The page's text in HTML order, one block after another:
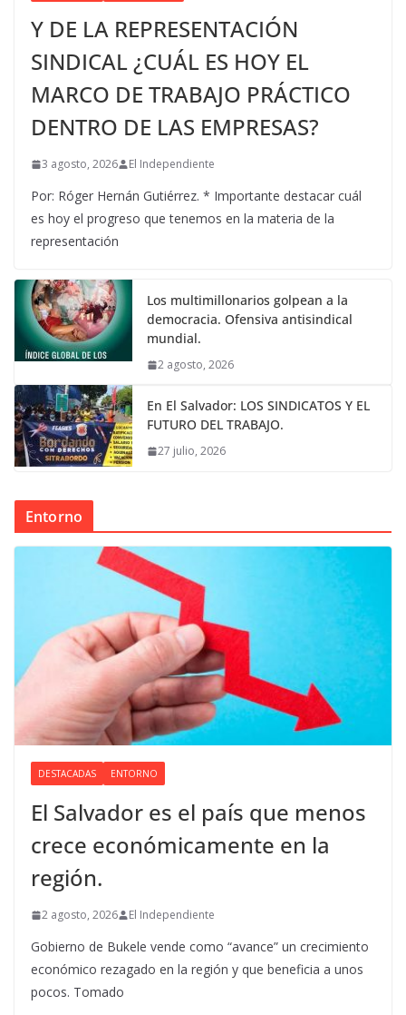
Y DE LA REPRESENTACIÓN
SINDICAL ¿CUÁL ES HOY EL
MARCO DE TRABAJO PRÁCTICO
DENTRO DE LAS EMPRESAS?
3 agosto, 2026 El Independiente
Por: Róger Hernán Gutiérrez. * Importante destacar cuál
es hoy el progreso que tenemos en la materia de la
representación
Los multimillonarios golpean a la
democracia. Ofensiva antisindical
mundial.
2 agosto, 2026
En El Salvador: LOS SINDICATOS Y EL
FUTURO DEL TRABAJO.
27 julio, 2026
Entorno
DESTACADAS ENTORNO
El Salvador es el país que menos
crece económicamente en la
región.
2 agosto, 2026 El Independiente
Gobierno de Bukele vende como “avance” un crecimiento
económico rezagado en la región y que beneficia a unos
pocos. Tomado